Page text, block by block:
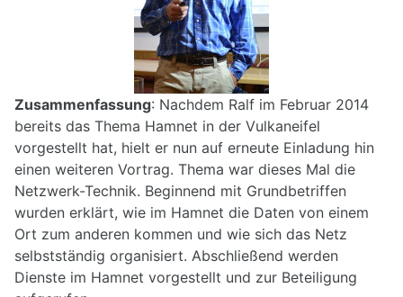
Zusammenfassung: Nachdem Ralf im Februar 2014
bereits das Thema Hamnet in der Vulkaneifel
vorgestellt hat, hielt er nun auf erneute Einladung hin
einen weiteren Vortrag. Thema war dieses Mal die
Netzwerk-Technik. Beginnend mit Grundbetriffen
wurden erklärt, wie im Hamnet die Daten von einem
Ort zum anderen kommen und wie sich das Netz
selbstständig organisiert. Abschließend werden
Dienste im Hamnet vorgestellt und zur Beteiligung